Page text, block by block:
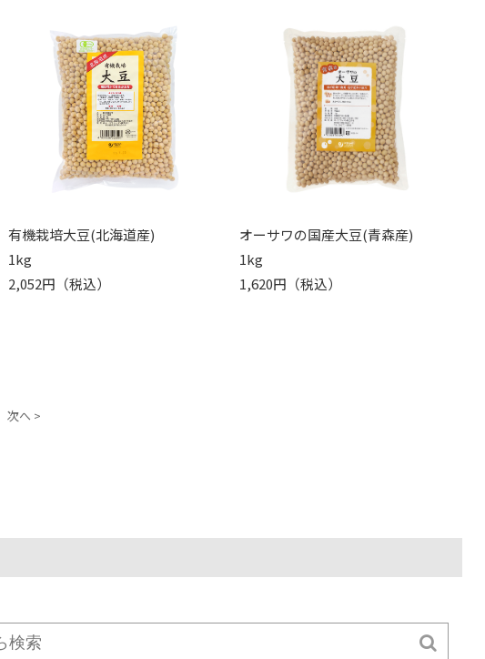
有機栽培大豆(北海道産)
1kg
2,052円（税込）
オーサワの国産大豆(青森産)
1kg
1,620円（税込）
次へ >